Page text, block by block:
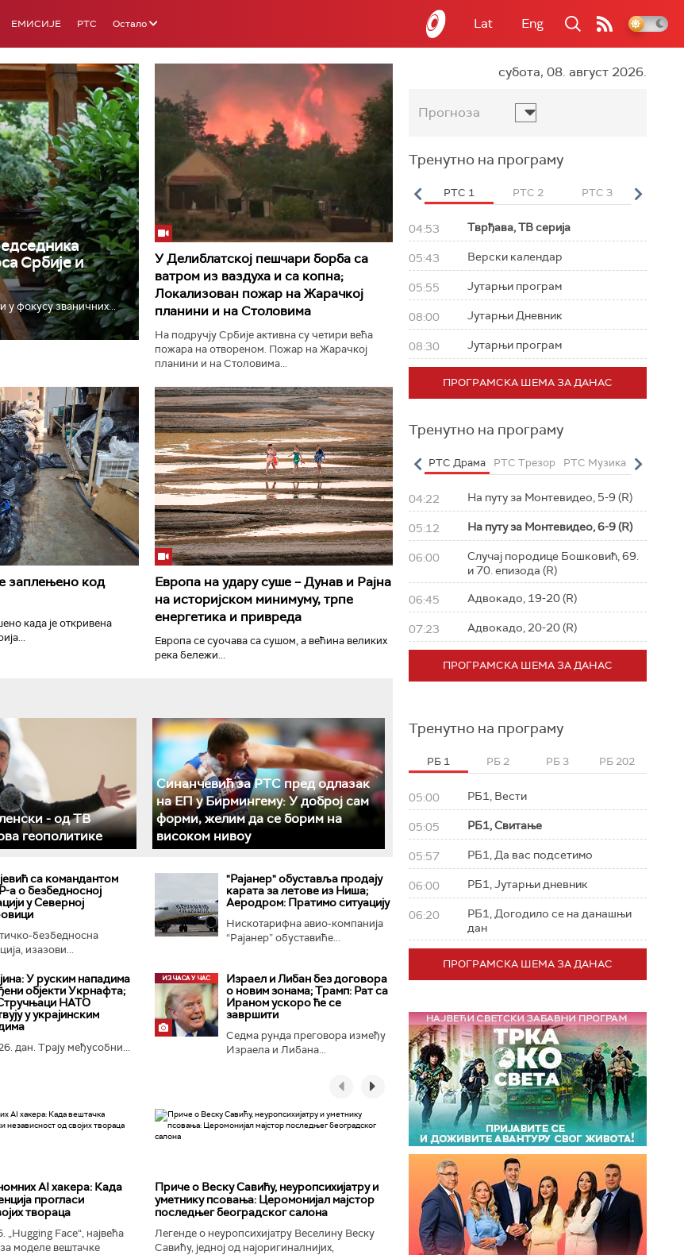
ЕМИСИЈЕ РТС Остало Lat Eng
Србије и
у фокусу званичних...
У Делиблатској пешчари борба са
ватром из ваздуха и са копна;
Локализован пожар на Жарачкој
планини и на Столовима
На подручју Србије активна су четири већа
пожара на отвореном. Пожар на Жарачкој
планини и на Столовима...
заплењено код
када је откривена
Европа на удару суше – Дунав и Рајна
на историјском минимуму, трпе
енергетика и привреда
Европа се суочава са сушом, а већина великих
река бележи...
- од ТВ
геополитике
Синанчевић за РТС пред одлазак
на ЕП у Бирмингему: У доброј сам
форми, желим да се борим на
високом нивоу
са командантом
а о безбедносној
у Северној
безбедносна
изазови...
"Рајанер" обуставља продају
карата за летове из Ниша;
Аеродром: Пратимо ситуацију
Нискотарифна авио-компанија
“Рајанер” обуставиће...
У руским нападима
објекти Укрнафта;
НАТО
у украјинским
дан. Трају међусобни...
Израел и Либан без договора
о новим зонама; Трамп: Рат са
Ираном ускоро ће се
завршити
Седма рунда преговора између
Израела и Либана...
AI хакера: Када
прогласи
твораца
Face“, највећа
моделе вештачке
Приче о Веску Савићу, неуропсихијатру и
уметнику псовања: Церомонијал мајстор
последњег београдског салона
Легенде о неуропсихијатру Веселину Веску
Савићу, једној од најоригиналнијих,
субота, 08. август 2026.
Прогноза
Тренутно на програму
РТС 3 РТС Свет РТС 1 РТС 2 РТС 3 РТС
04:53 Тврђава, ТВ серија
05:43 Верски календар
05:55 Јутарњи програм
08:00 Јутарњи Дневник
08:30 Јутарњи програм
ПРОГРАМСКА ШЕМА ЗА ДАНАС
Тренутно на програму
РТС Класика РТС Коло РТС Полетарац РТС Драма РТС Трезор РТС Музика РТС
04:22 На путу за Монтевидео, 5-9 (R)
05:12 На путу за Монтевидео, 6-9 (R)
06:00
Случај породице Бошковић, 69.
и 70. епизода (R)
06:45 Адвокадо, 19-20 (R)
07:23 Адвокадо, 20-20 (R)
ПРОГРАМСКА ШЕМА ЗА ДАНАС
Тренутно на програму
РБ 1 РБ 2 РБ 3 РБ 202
05:00 РБ1, Вести
05:05 РБ1, Свитање
05:57 РБ1, Да вас подсетимо
06:00 РБ1, Јутарњи дневник
06:20
РБ1, Догодило се на данашњи
дан
ПРОГРАМСКА ШЕМА ЗА ДАНАС